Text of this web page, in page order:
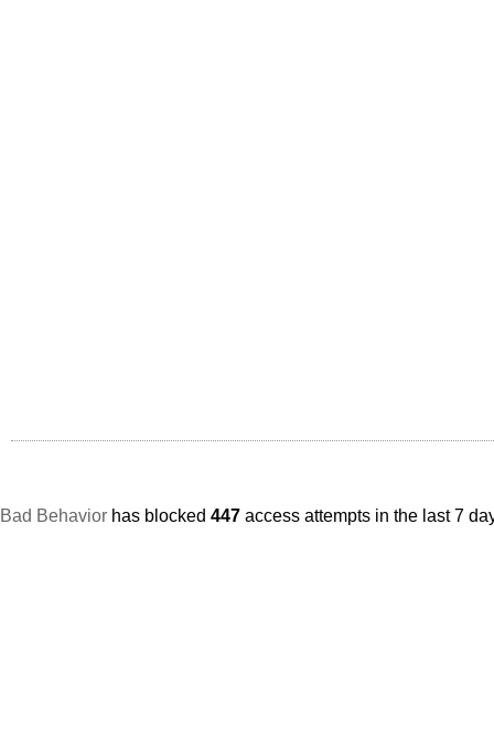
Bad Behavior has blocked 447 access attempts in the last 7